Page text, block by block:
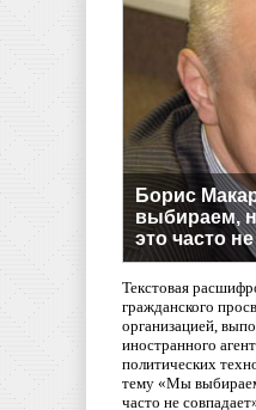
Борис
выбираем,
это часто
Текстовая
гражданского
организацией,
иностранного
политических
тему «Мы
часто не